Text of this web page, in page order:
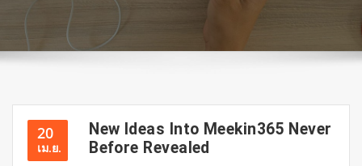
20
เม.ย.
New Ideas Into Meekin365 Never
Before Revealed